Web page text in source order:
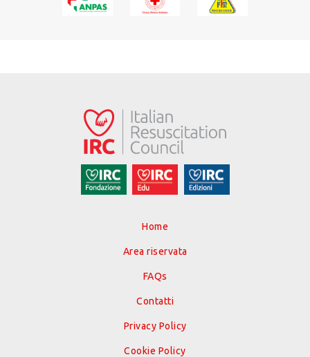
Home
Area riservata
FAQs
Contatti
Privacy Policy
Cookie Policy